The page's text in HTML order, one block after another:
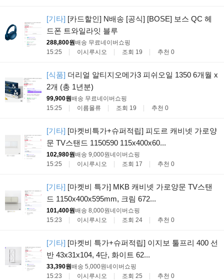
[기타] [카드할인] N배송 [공식] [BOSE] 보스 QC 헤
드폰 트와일라잇 블루
288,800원배송 무료네이버쇼핑
15:25
이시루시오 조회 19 추천 0
[식품] 더리얼 알티지오메가3 피쉬오일 1350 6개월 x
2개 (총 1년분)
99,900원배송 무료네이버쇼핑
15:25
이름몰류 조회 19 추천 0
[기타] [마켓비특가+슈퍼적립] 피도르 캐비넷 가로양
문 TV스탠드 1150590 115x400x60...
102,980원배송 9,000원네이버쇼핑
15:25
이시루시오 조회 17 추천 0
[기타] [마켓비 특가] MKB 캐비넷 가로양문 TV스탠
드 1150x400x595mm, 크림 672...
101,400원배송 8,000원네이버쇼핑
15:23
이시루시오 조회 24 추천 0
[기타] [마켓비 특가+슈퍼적립] 이지보 툴프리 400 선
반 43x31x104, 4단, 화이트 62...
33,390원배송 5,000원네이버쇼핑
15:23
이시루시오 조회 25 추천 0